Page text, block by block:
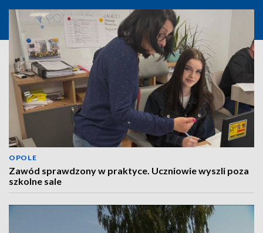
OPOLE
Zawód sprawdzony w praktyce. Uczniowie wyszli poza
szkolne sale